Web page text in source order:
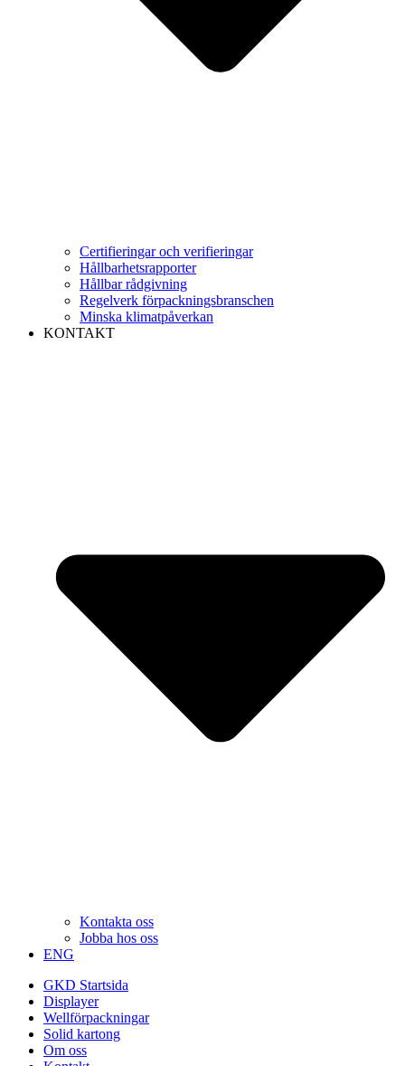
Certifieringar och verifieringar
Hållbarhetsrapporter
Hållbar rådgivning
Regelverk förpackningsbranschen
Minska klimatpåverkan
KONTAKT
Kontakta oss
Jobba hos oss
ENG
GKD Startsida
Displayer
Wellförpackningar
Solid kartong
Om oss